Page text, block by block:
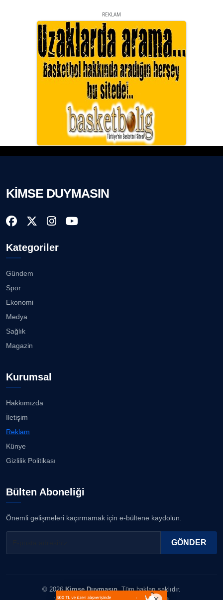
REKLAM
KİMSE DUYMASIN
Kategoriler
Gündem
Spor
Ekonomi
Medya
Sağlık
Magazin
Kurumsal
Hakkımızda
İletişim
Reklam
Künye
Gizlilik Politikası
Bülten Aboneliği
Önemli gelişmeleri kaçırmamak için e-bültene kaydolun.
GÖNDER
© 2026Kimse Duymasın. Tüm hakları saklıdır.